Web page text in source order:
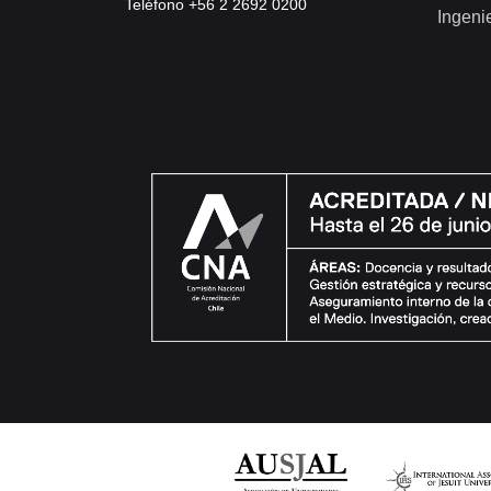
Teléfono +56 2 2692 0200